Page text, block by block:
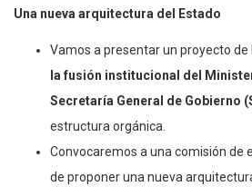
Una nueva arquitectura del Estado
Vamos a presentar un proyecto de
la fusión institucional del
Secretaría General de Gobierno
estructura orgánica.
Convocaremos a una comisión de
de proponer una nueva